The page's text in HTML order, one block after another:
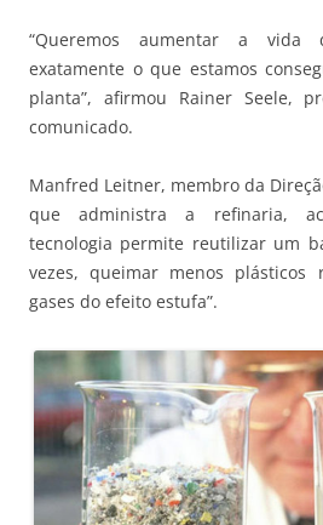
“Queremos aumentar a vida
exatamente o que estamos
planta”, afirmou Rainer Seele,
comunicado.
Manfred Leitner, membro da
que administra a refinaria,
tecnologia permite reutilizar um
vezes, queimar menos
gases do efeito estufa”.